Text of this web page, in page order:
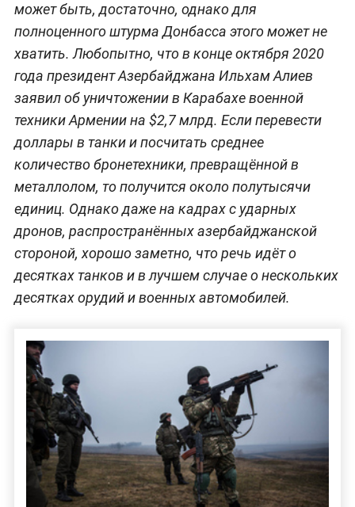
может быть, достаточно, однако для
полноценного штурма Донбасса этого может не
хватить. Любопытно, что в конце октября 2020
года президент Азербайджана Ильхам Алиев
заявил об уничтожении в Карабахе военной
техники Армении на $2,7 млрд. Если перевести
доллары в танки и посчитать среднее
количество бронетехники, превращённой в
металлолом, то получится около полутысячи
единиц. Однако даже на кадрах с ударных
дронов, распространённых азербайджанской
стороной, хорошо заметно, что речь идёт о
десятках танков и в лучшем случае о нескольких
десятках орудий и военных автомобилей.